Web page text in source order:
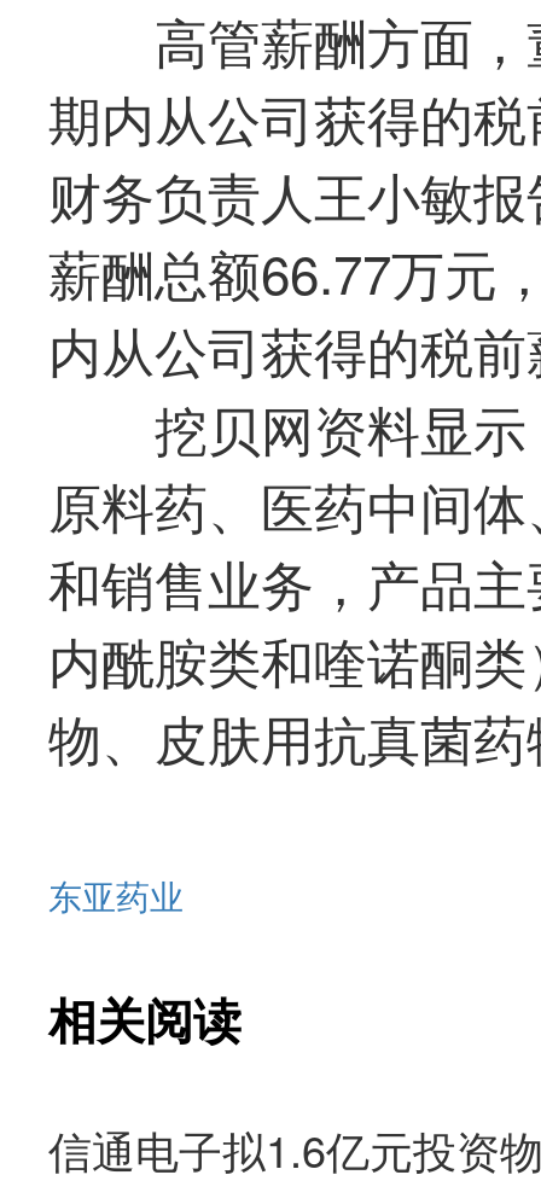
高管薪酬方面
期内从公司获得的
财务负责人王小敏
薪酬总额66.77万元
内从公司获得的税
挖贝网资料显
原料药、医药中间
和销售业务，产品
内酰胺类和喹诺酮
物、皮肤用抗真菌
东亚药业
相关阅读